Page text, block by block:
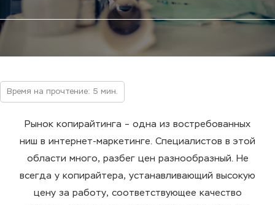
Время на прочтение: 5 мин.
Рынок копирайтинга – одна из востребованных
ниш в интернет-маркетинге. Специалистов в этой
области много, разбег цен разнообразный. Не
всегда у копирайтера, устанавливающий высокую
ценуза работу, соответствующее качество